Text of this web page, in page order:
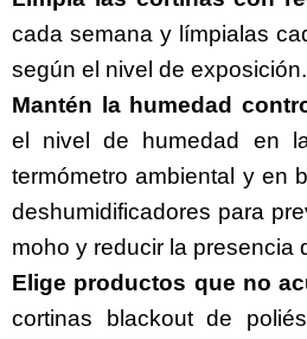
cada semana y límpialas
según el nivel de exposición.
Mantén la humedad
el nivel de humedad en
termómetro ambiental y en
deshumidificadores para
moho y reducir la presencia
Elige productos que no
cortinas blackoutde